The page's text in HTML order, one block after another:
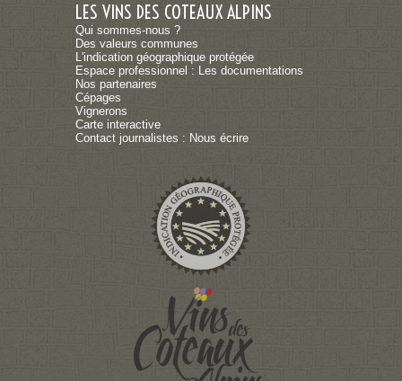
LES VINS DES COTEAUX ALPINS
Qui sommes-nous ?
Des valeurs communes
L'indication géographique protégée
Espace professionnel : Les documentations
Nos partenaires
Cépages
Vignerons
Carte interactive
Contact journalistes : Nous écrire